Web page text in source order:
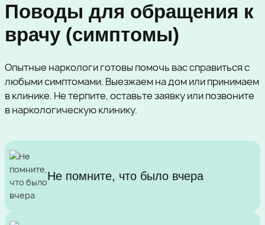
Поводы для обращения к
врачу (симптомы)
Опытные наркологи готовы помочь вас справиться с
любыми симптомами. Выезжаем на дом или принимаем
в клинике. Не терпите, оставьте заявку или позвоните
в наркологическую клинику.
Не помните, что было вчера